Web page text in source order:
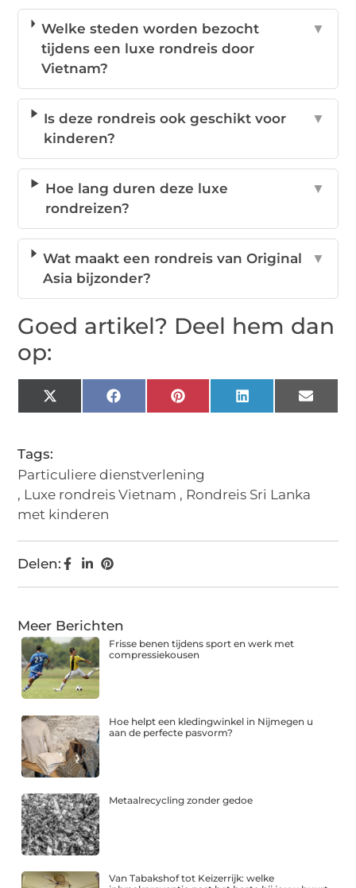
Welke steden worden bezocht
tijdens een luxe rondreis door
Vietnam?
▼
Is deze rondreis ook geschikt voor
kinderen?
▼
Hoe lang duren deze luxe
rondreizen?
▼
Wat maakt een rondreis van Original
Asia bijzonder?
▼
Goed artikel? Deel hem dan
op:
X
(Twitter)
FacebookPinterestLinkedIn Email
Tags:
Particuliere dienstverlening
, Luxe rondreis Vietnam , Rondreis Sri Lanka
met kinderen
Delen:
Meer Berichten
Frisse benen tijdens sport en werk met
compressiekousen
Hoe helpt een kledingwinkel in Nijmegen u
aan de perfecte pasvorm?
Metaalrecycling zonder gedoe
Van Tabakshof tot Keizerrijk: welke